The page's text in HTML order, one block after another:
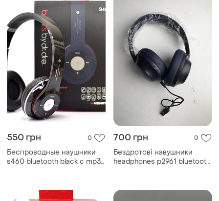
550 грн 0
Беспроводные наушники
s460 bluetooth black с mp3
700 грн 0
Бездротові навушники
headphones p2961 bluetooth